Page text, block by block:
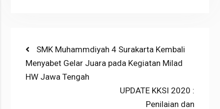
Post
navigation
Previous
post:
SMK Muhammdiyah 4 Surakarta Kembali
Menyabet Gelar Juara pada Kegiatan Milad
HW Jawa Tengah
Next
UPDATE KKSI 2020 :
Penilaian dan